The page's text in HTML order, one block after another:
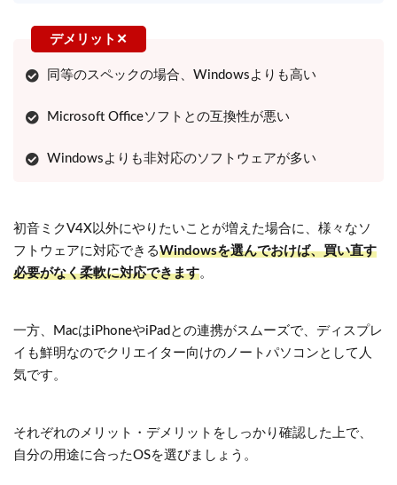
同等のスペックの場合、Windowsよりも高い
Microsoft Officeソフトとの互換性が悪い
Windowsよりも非対応のソフトウェアが多い
初音ミクV4X以外にやりたいことが増えた場合に、様々なソ
フトウェアに対応できるWindowsを選んでおけば、買い直す
必要がなく柔軟に対応できます。
一方、MacはiPhoneやiPadとの連携がスムーズで、ディスプレ
イも鮮明なのでクリエイター向けのノートパソコンとして人
気です。
それぞれのメリット・デメリットをしっかり確認した上で、
自分の用途に合ったOSを選びましょう。